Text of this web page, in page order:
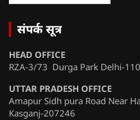
संपर्क सूत्र
HEAD OFFICE
RZA-3/73 Durga Park Delhi-
UTTAR PRADESH OFFICE
Amapur Sidh pura Road Near
Kasganj-207246